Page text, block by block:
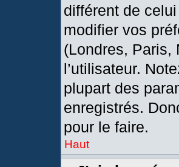
différent de
modifier vos
(Londres, Paris,
l’utilisateur.
plupart des
enregistrés.
pour le faire.
Haut